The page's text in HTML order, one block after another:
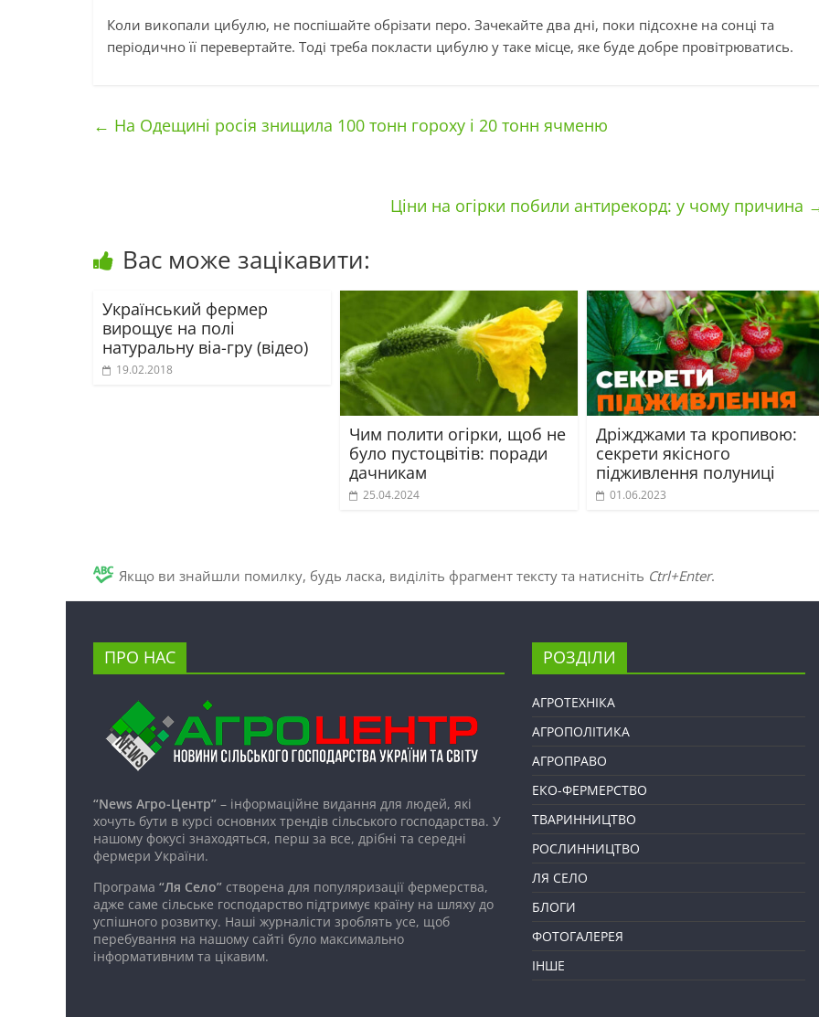
Коли викопали цибулю, не поспішайте обрізати перо. Зачекайте два дні, поки підсохне на сонці та
періодично її перевертайте. Тоді треба покласти цибулю у таке місце, яке буде добре провітрюватись.
← На Одещині росія знищила 100 тонн гороху і 20 тонн ячменю
Ціни на огірки побили антирекорд: у чому причина
Вас може зацікавити:
Український фермер
вирощує на полі
натуральну віа-гру (відео)
19.02.2018
Чим полити огірки, щоб не
було пустоцвітів: поради
дачникам
25.04.2024
Дріжджами та кропивою:
секрети якісного
підживлення полуниці
01.06.2023
Якщо ви знайшли помилку, будь ласка, виділіть фрагмент тексту та натисніть Ctrl+Enter.
ПРО НАС
“News Агро-Центр” – інформаційне видання для людей, які
хочуть бути в курсі основних трендів сільського господарства. У
нашому фокусі знаходяться, перш за все, дрібні та середні
фермери України.
Програма “Ля Село” створена для популяризації фермерства,
адже саме сільське господарство підтримує країну на шляху до
успішного розвитку. Наші журналісти зроблять усе, щоб
перебування на нашому сайті було максимально
інформативним та цікавим.
РОЗДІЛИ
АГРОТЕХНІКА
АГРОПОЛІТИКА
АГРОПРАВО
ЕКО-ФЕРМЕРСТВО
ТВАРИННИЦТВО
РОСЛИННИЦТВО
ЛЯ СЕЛО
БЛОГИ
ФОТОГАЛЕРЕЯ
ІНШЕ